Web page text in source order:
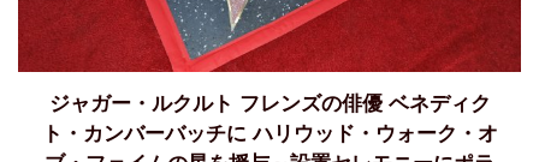
ジャガー・ルクルト フレンズの俳優 ベネディク
ト・カンバーバッチに ハリウッド・ウォーク・オ